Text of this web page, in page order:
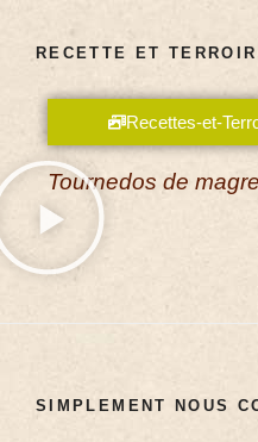
RECETTE ET
Recettes-et-
Tournedos de
SIMPLEMENT NOUS